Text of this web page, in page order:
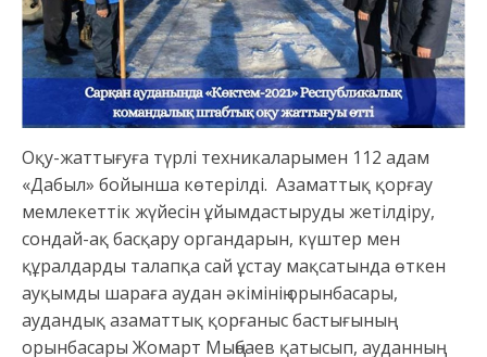
Оқу-жаттығуға түрлі техникаларымен 112 адам
«Дабыл» бойынша көтерілді. Азаматтық қорғау
мемлекеттік жүйесін ұйымдастыруды жетілдіру,
сондай-ақ басқару органдарын, күштер мен
құралдарды талапқа сай ұстау мақсатында өткен
ауқымды шараға аудан әкімінің орынбасары,
аудандық азаматтық қорғаныс бастығының
орынбасары Жомарт Мыңбаев қатысып, ауданның